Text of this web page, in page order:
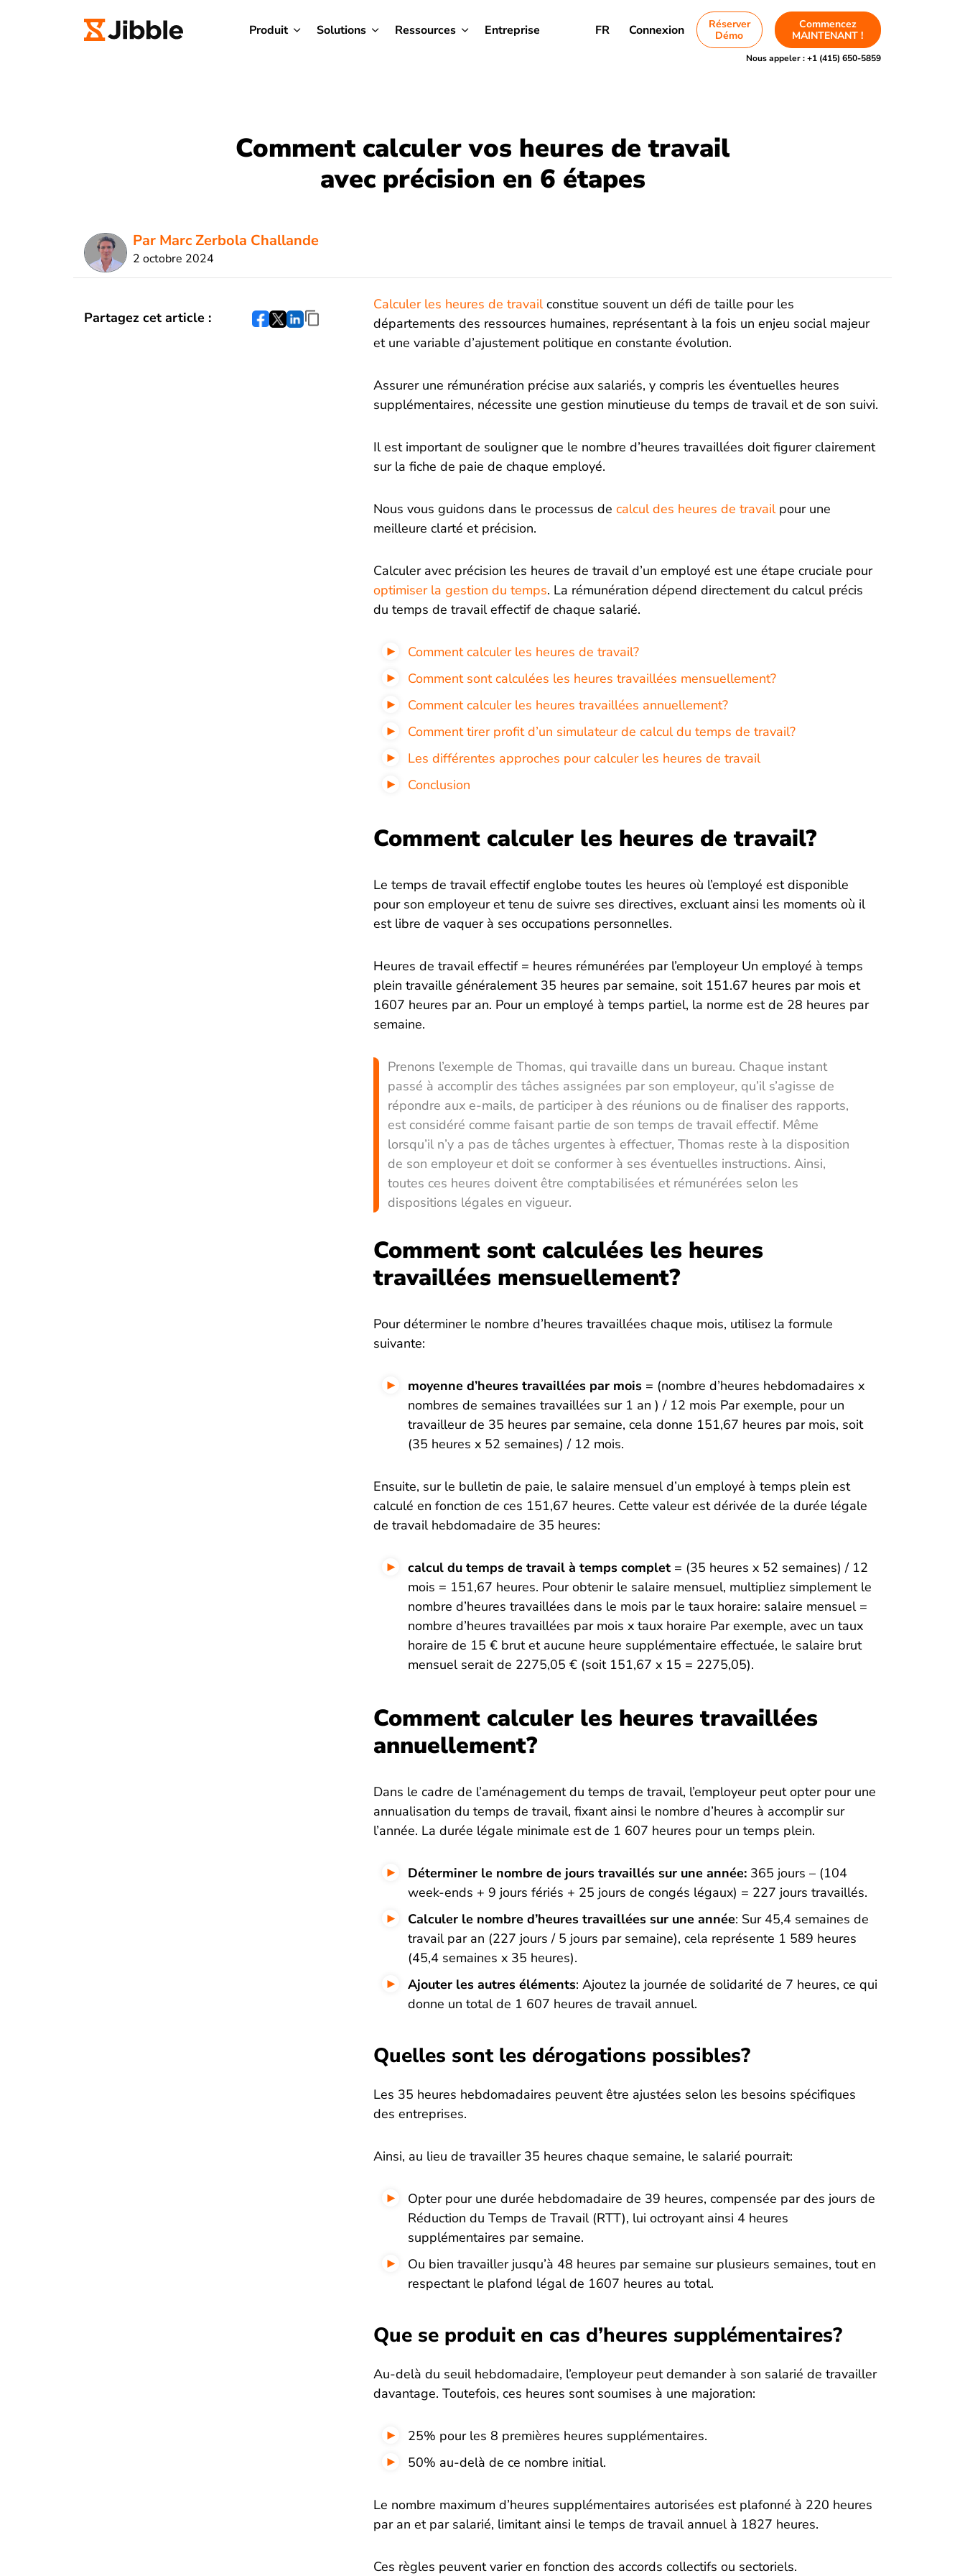
Produit Solutions Ressources Entreprise FR Connexion
Réserver
Démo
Commencez
MAINTENANT !
Nous appeler :+1 (415) 650-5859
Comment calculer vos heures de travail
avec précision en 6 étapes
Par Marc Zerbola Challande
2 octobre 2024
Partagez cet article :
Calculer les heures de travailconstitue souvent un défi de taille pour les
départements des ressources humaines, représentant à la fois un enjeu social majeur
et une variable d’ajustement politique en constante évolution.
Assurer une rémunération précise aux salariés, y compris les éventuelles heures
supplémentaires, nécessite une gestion minutieuse du temps de travail et de son suivi.
Il est important de souligner que le nombre d’heures travaillées doit figurer clairement
sur la fiche de paie de chaque employé.
Nous vous guidons dans le processus de calcul des heures de travailpour une
meilleure clarté et précision.
Calculer avec précision les heures de travail d’un employé est une étape cruciale pour
optimiser la gestion du temps. La rémunération dépend directement du calcul précis
du temps de travail effectif de chaque salarié.
Comment calculer les heures de travail?
Comment sont calculées les heures travaillées mensuellement?
Comment calculer les heures travaillées annuellement?
Comment tirer profit d’un simulateur de calcul du temps de travail?
Les différentes approches pour calculer les heures de travail
Conclusion
Comment calculer les heures de travail?
Le temps de travail effectif englobe toutes les heures où l’employé est disponible
pour son employeur et tenu de suivre ses directives, excluant ainsi les moments où il
est libre de vaquer à ses occupations personnelles.
Heures de travail effectif = heures rémunérées par l’employeur Un employé à temps
plein travaille généralement 35 heures par semaine, soit 151.67 heures par mois et
1607 heures par an. Pour un employé à temps partiel, la norme est de 28 heures par
semaine.
Prenons l’exemple de Thomas, qui travaille dans un bureau. Chaque instant
passé à accomplir des tâches assignées par son employeur, qu’il s’agisse de
répondre aux e-mails, de participer à des réunions ou de finaliser des rapports,
est considéré comme faisant partie de son temps de travail effectif. Même
lorsqu’il n’y a pas de tâches urgentes à effectuer, Thomas reste à la disposition
de son employeur et doit se conformer à ses éventuelles instructions. Ainsi,
toutes ces heures doivent être comptabilisées et rémunérées selon les
dispositions légales en vigueur.
Comment sont calculées les heures
travaillées mensuellement?
Pour déterminer le nombre d’heures travaillées chaque mois, utilisez la formule
suivante:
moyenne d’heures travaillées par mois= (nombre d’heures hebdomadaires x
nombres de semaines travaillées sur 1 an ) / 12 mois Par exemple, pour un
travailleur de 35 heures par semaine, cela donne 151,67 heures par mois, soit
(35 heures x 52 semaines) / 12 mois.
Ensuite, sur le bulletin de paie, le salaire mensuel d’un employé à temps plein est
calculé en fonction de ces 151,67 heures. Cette valeur est dérivée de la durée légale
de travail hebdomadaire de 35 heures:
calcul du temps de travail à temps complet= (35 heures x 52 semaines) / 12
mois = 151,67 heures. Pour obtenir le salaire mensuel, multipliez simplement le
nombre d’heures travaillées dans le mois par le taux horaire: salaire mensuel =
nombre d’heures travaillées par mois x taux horaire Par exemple, avec un taux
horaire de 15 € brut et aucune heure supplémentaire effectuée, le salaire brut
mensuel serait de 2275,05 € (soit 151,67 x 15 = 2275,05).
Comment calculer les heures travaillées
annuellement?
Dans le cadre de l’aménagement du temps de travail, l’employeur peut opter pour une
annualisation du temps de travail, fixant ainsi le nombre d’heures à accomplir sur
l’année. La durée légale minimale est de 1 607 heures pour un temps plein.
Déterminer le nombre de jours travaillés sur une année:365 jours – (104
week-ends + 9 jours fériés + 25 jours de congés légaux) = 227 jours travaillés.
Calculer le nombre d’heures travaillées sur une année: Sur 45,4 semaines de
travail par an (227 jours / 5 jours par semaine), cela représente 1 589 heures
(45,4 semaines x 35 heures).
Ajouter les autres éléments: Ajoutez la journée de solidarité de 7 heures, ce qui
donne un total de 1 607 heures de travail annuel.
Quelles sont les dérogations possibles?
Les 35 heures hebdomadaires peuvent être ajustées selon les besoins spécifiques
des entreprises.
Ainsi, au lieu de travailler 35 heures chaque semaine, le salarié pourrait:
Opter pour une durée hebdomadaire de 39 heures, compensée par des jours de
Réduction du Temps de Travail (RTT), lui octroyant ainsi 4 heures
supplémentaires par semaine.
Ou bien travailler jusqu’à 48 heures par semaine sur plusieurs semaines, tout en
respectant le plafond légal de 1607 heures au total.
Que se produit en cas d’heures supplémentaires?
Au-delà du seuil hebdomadaire, l’employeur peut demander à son salarié de travailler
davantage. Toutefois, ces heures sont soumises à une majoration:
25% pour les 8 premières heures supplémentaires.
50% au-delà de ce nombre initial.
Le nombre maximum d’heures supplémentaires autorisées est plafonné à 220 heures
par an et par salarié, limitant ainsi le temps de travail annuel à 1827 heures.
Ces règles peuvent varier en fonction des accords collectifs ou sectoriels.